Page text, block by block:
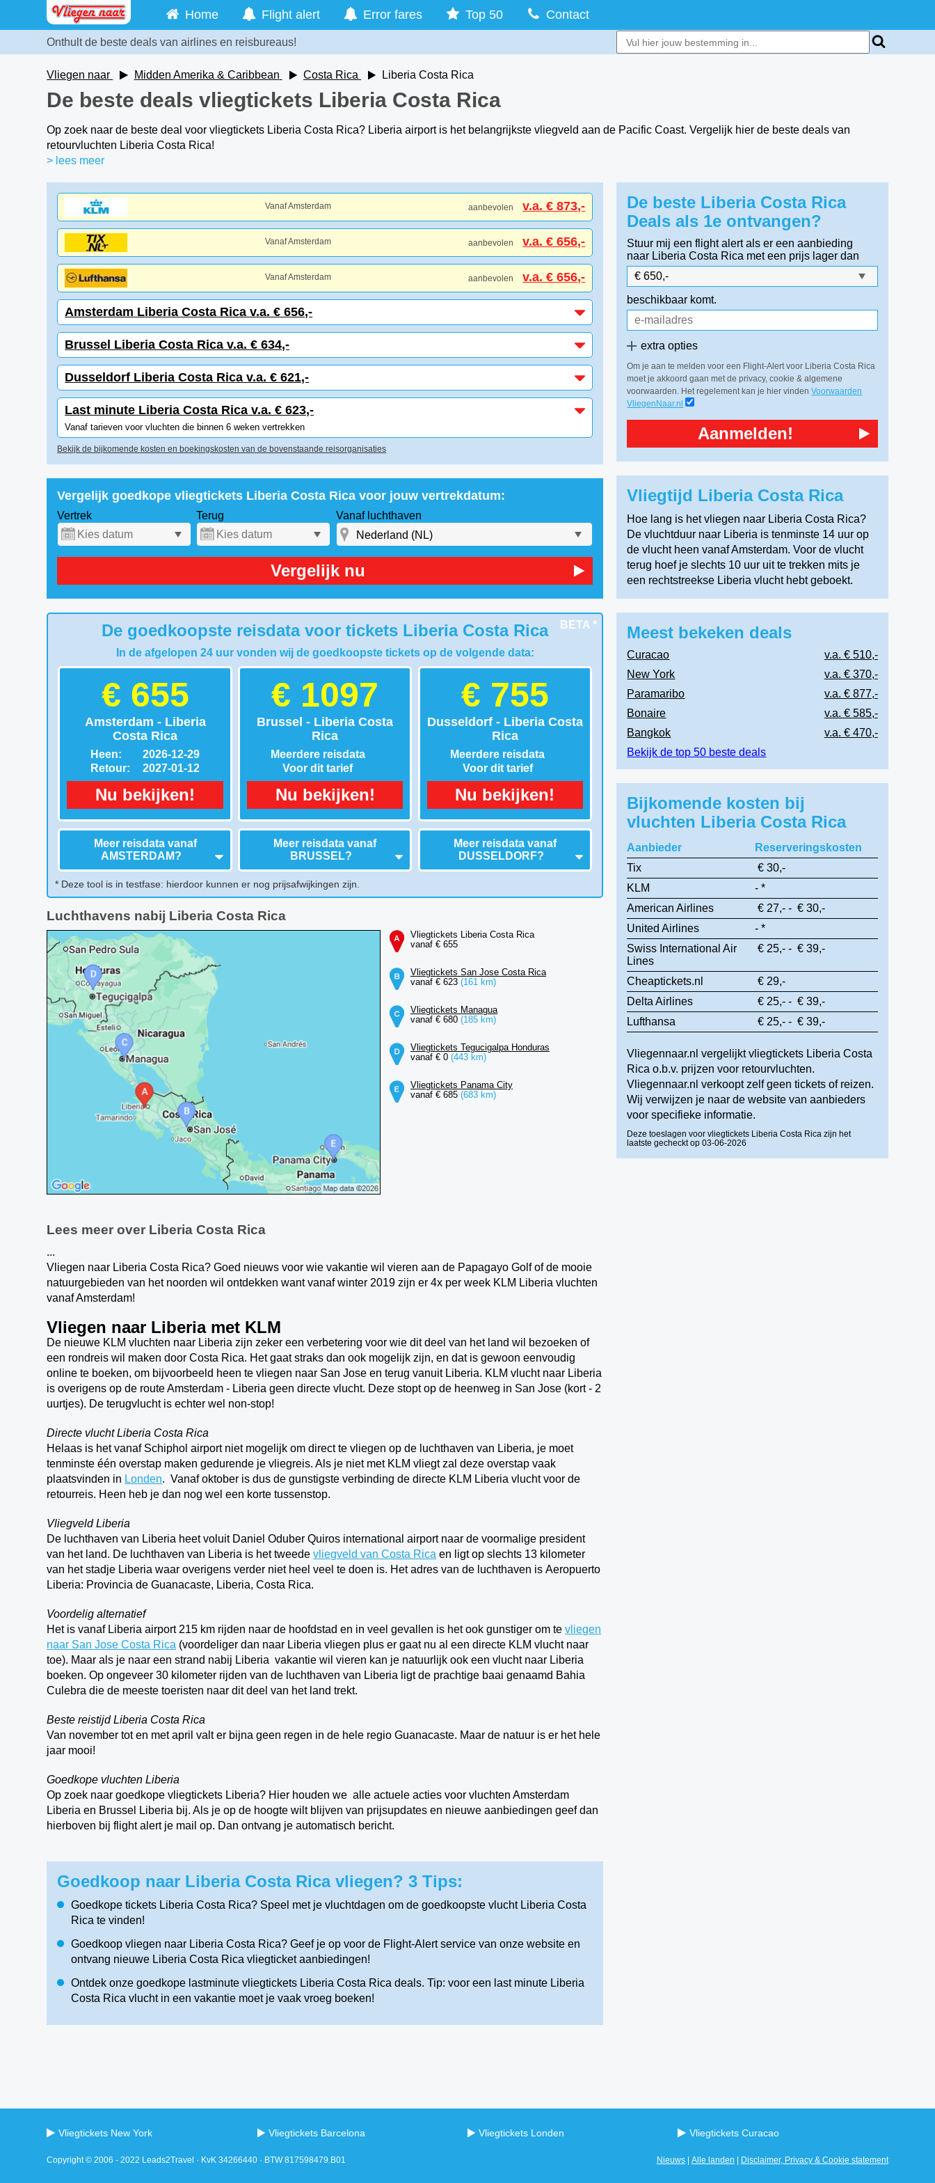
Home Flight alert Error fares Top 50 Contact
Onthult de beste deals van airlines en reisbureaus!
Vliegen naar Midden Amerika & Caribbean Costa Rica Liberia Costa Rica
De beste deals vliegtickets Liberia Costa Rica
Op zoek naar de beste deal voor vliegtickets Liberia Costa Rica? Liberia airport is het belangrijkste vliegveld aan de Pacific Coast. Vergelijk hier de beste deals van
retourvluchten Liberia Costa Rica!
> lees meer
Vanaf Amsterdam aanbevolen v.a. € 873,-
Vanaf Amsterdam aanbevolen v.a. € 656,-
Vanaf Amsterdam aanbevolen v.a. € 656,-
Amsterdam Liberia Costa Rica v.a. € 656,-
Brussel Liberia Costa Rica v.a. € 634,-
Dusseldorf Liberia Costa Rica v.a. € 621,-
Last minute Liberia Costa Rica v.a. € 623,-
Vanaf tarieven voor vluchten die binnen 6 weken vertrekken
Bekijk de bijkomende kosten en boekingskosten van de bovenstaande reisorganisaties
Vergelijk goedkope vliegtickets Liberia Costa Rica voor jouw vertrekdatum:
Vertrek Terug Vanaf luchthaven
Vergelijk nu
BETA *
De goedkoopste reisdata voor tickets Liberia Costa Rica
In de afgelopen 24 uur vonden wij de goedkoopste tickets op de volgende data:
€ 655
Amsterdam - Liberia
Costa Rica
Heen:
Retour:
2026-12-29
2027-01-12
Nu bekijken!
Meer reisdata vanaf
AMSTERDAM?
€ 1097
Brussel - Liberia Costa
Rica
Meerdere reisdata
Voor dit tarief
Nu bekijken!
Meer reisdata vanaf
BRUSSEL?
€ 755
Dusseldorf - Liberia Costa
Rica
Meerdere reisdata
Voor dit tarief
Nu bekijken!
Meer reisdata vanaf
DUSSELDORF?
* Deze tool is in testfase: hierdoor kunnen er nog prijsafwijkingen zijn.
Luchthavens nabij Liberia Costa Rica
Vliegtickets Liberia Costa Rica
vanaf € 655
Vliegtickets San Jose Costa Rica
vanaf € 623 (161 km)
Vliegtickets Managua
vanaf € 680 (185 km)
Vliegtickets Tegucigalpa Honduras
vanaf € 0 (443 km)
Vliegtickets Panama City
vanaf € 685 (683 km)
Lees meer over Liberia Costa Rica
...
Vliegen naar Liberia Costa Rica? Goed nieuws voor wie vakantie wil vieren aan de Papagayo Golf of de mooie
natuurgebieden van het noorden wil ontdekken want vanaf winter 2019 zijn er 4x per week KLM Liberia vluchten
vanaf Amsterdam!
Vliegen naar Liberia met KLM
De nieuwe KLM vluchten naar Liberia zijn zeker een verbetering voor wie dit deel van het land wil bezoeken of
een rondreis wil maken door Costa Rica. Het gaat straks dan ook mogelijk zijn, en dat is gewoon eenvoudig
online te boeken, om bijvoorbeeld heen te vliegen naar San Jose en terug vanuit Liberia. KLM vlucht naar Liberia
is overigens op de route Amsterdam - Liberia geen directe vlucht. Deze stopt op de heenweg in San Jose (kort - 2
uurtjes). De terugvlucht is echter wel non-stop!
Directe vlucht Liberia Costa Rica
Helaas is het vanaf Schiphol airport niet mogelijk om direct te vliegen op de luchthaven van Liberia, je moet
tenminste één overstap maken gedurende je vliegreis. Als je niet met KLM vliegt zal deze overstap vaak
plaatsvinden in Londen. Vanaf oktober is dus de gunstigste verbinding de directe KLM Liberia vlucht voor de
retourreis. Heen heb je dan nog wel een korte tussenstop.
Vliegveld Liberia
De luchthaven van Liberia heet voluit Daniel Oduber Quiros international airport naar de voormalige president
van het land. De luchthaven van Liberia is het tweedevliegveld van Costa Rica en ligt op slechts 13 kilometer
van het stadje Liberia waar overigens verder niet heel veel te doen is. Het adres van de luchthaven is Aeropuerto
Liberia: Provincia de Guanacaste, Liberia, Costa Rica.
Voordelig alternatief
Het is vanaf Liberia airport 215 km rijden naar de hoofdstad en in veel gevallen is het ook gunstiger om tevliegen
naar San Jose Costa Rica (voordeliger dan naar Liberia vliegen plus er gaat nu al een directe KLM vlucht naar
toe). Maar als je naar een strand nabij Liberia vakantie wil vieren kan je natuurlijk ook een vlucht naar Liberia
boeken. Op ongeveer 30 kilometer rijden van de luchthaven van Liberia ligt de prachtige baai genaamd Bahia
Culebra die de meeste toeristen naar dit deel van het land trekt.
Beste reistijd Liberia Costa Rica
Van november tot en met april valt er bijna geen regen in de hele regio Guanacaste. Maar de natuur is er het hele
jaar mooi!
Goedkope vluchten Liberia
Op zoek naar goedkope vliegtickets Liberia? Hier houden we alle actuele acties voor vluchten Amsterdam
Liberia en Brussel Liberia bij. Als je op de hoogte wilt blijven van prijsupdates en nieuwe aanbiedingen geef dan
hierboven bij flight alert je mail op. Dan ontvang je automatisch bericht.
Goedkoop naar Liberia Costa Rica vliegen? 3 Tips:
Goedkope tickets Liberia Costa Rica? Speel met je vluchtdagen om de goedkoopste vlucht Liberia Costa
Rica te vinden!
Goedkoop vliegen naar Liberia Costa Rica? Geef je op voor de Flight-Alert service van onze website en
ontvang nieuwe Liberia Costa Rica vliegticket aanbiedingen!
Ontdek onze goedkope lastminute vliegtickets Liberia Costa Rica deals. Tip: voor een last minute Liberia
Costa Rica vlucht in een vakantie moet je vaak vroeg boeken!
De beste Liberia Costa Rica
Deals als 1e ontvangen?
Stuur mij een flight alert als er een aanbieding
naar Liberia Costa Rica met een prijs lager dan
beschikbaar komt.
extra opties
Om je aan te melden voor een Flight-Alert voor Liberia Costa Rica
moet je akkoord gaan met de privacy, cookie & algemene
voorwaarden. Het regelement kan je hier vindenVoorwaarden
VliegenNaar.nl
Aanmelden!
Vliegtijd Liberia Costa Rica
Hoe lang is het vliegen naar Liberia Costa Rica?
De vluchtduur naar Liberia is tenminste 14 uur op
de vlucht heen vanaf Amsterdam. Voor de vlucht
terug hoef je slechts 10 uur uit te trekken mits je
een rechtstreekse Liberia vlucht hebt geboekt.
Meest bekeken deals
Curacao
v.a. € 510,-
New York
v.a. € 370,-
Paramaribo
v.a. € 877,-
Bonaire
v.a. € 585,-
Bangkok
v.a. € 470,-
Bekijk de top 50 beste deals
Bijkomende kosten bij
vluchten Liberia Costa Rica
Aanbieder
Reserveringskosten
Tix
€ 30,-
KLM
- *
American Airlines
€ 27,- - € 30,-
United Airlines
- *
Swiss International Air
Lines
€ 25,- - € 39,-
Cheaptickets.nl
€ 29,-
Delta Airlines
€ 25,- - € 39,-
Lufthansa
€ 25,- - € 39,-
Vliegennaar.nl vergelijkt vliegtickets Liberia Costa
Rica o.b.v. prijzen voor retourvluchten.
Vliegennaar.nl verkoopt zelf geen tickets of reizen.
Wij verwijzen je naar de website van aanbieders
voor specifieke informatie.
Deze toeslagen voor vliegtickets Liberia Costa Rica zijn het
laatste gecheckt op 03-06-2026
Vliegtickets New York Vliegtickets Barcelona Vliegtickets Londen Vliegtickets Curacao
Copyright © 2006 - 2022 Leads2Travel · KvK 34266440 · BTW 817598479.B01 Nieuws| Alle landen Disclaimer, Privacy & Cookie statement